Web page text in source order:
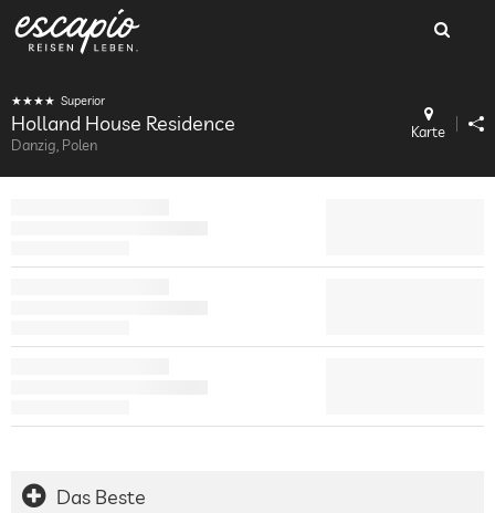
Superior
Holland House Residence
Danzig, Polen
Karte
Das Beste